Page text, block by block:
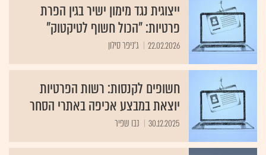
ייצוגית נגד מימון ישיר בגין הפרת
פרטיות: "הכול חשוף לטיקטוק"
22.02.2026 ג'ניפר סילון
חשופים לקנסות: רשות הפרטיות
יוצאת במבצע אכיפה באתרי הסחר
30.12.2025 נבו שפיר